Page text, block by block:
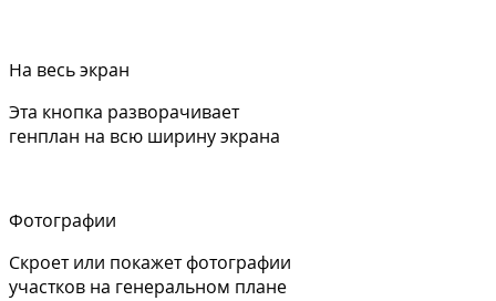
На весь экран
Эта кнопка разворачивает
генплан на всю ширину экрана
Фотографии
Скроет или покажет фотографии
участков на генеральном плане